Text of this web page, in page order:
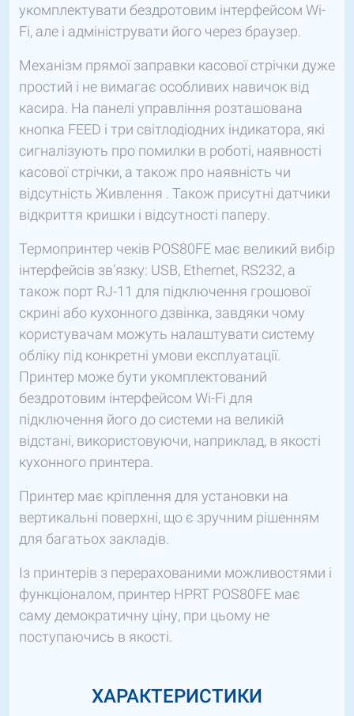
укомплектувати бездротовим інтерфейсом Wi-
Fi, але і адмініструвати його через браузер.
Механізм прямої заправки касової стрічки дуже
простий і не вимагає особливих навичок від
касира. На панелі управління розташована
кнопка FEED і три світлодіодних індикатора, які
сигналізують про помилки в роботі, наявності
касової стрічки, а також про наявність чи
відсутність Живлення . Також присутні датчики
відкриття кришки і відсутності паперу.
Термопринтер чеків POS80FE має великий вибір
інтерфейсів зв’язку: USB, Ethernet, RS232, а
також порт RJ-11 для підключення грошової
скрині або кухонного дзвінка, завдяки чому
користувачам можуть налаштувати систему
обліку під конкретні умови експлуатації.
Принтер може бути укомплектований
бездротовим інтерфейсом Wi-Fi для
підключення його до системи на великій
відстані, використовуючи, наприклад, в якості
кухонного принтера.
Принтер має кріплення для установки на
вертикальні поверхні, що є зручним рішенням
для багатьох закладів.
Із принтерів з перерахованими можливостями і
функціоналом, принтер HPRT POS80FE має
саму демократичну ціну, при цьому не
поступаючись в якості.
ХАРАКТЕРИСТИКИ